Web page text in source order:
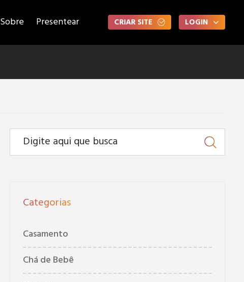
Sobre Presentear CRIAR SITE LOGIN
Categorias
Casamento
Chá de Bebê